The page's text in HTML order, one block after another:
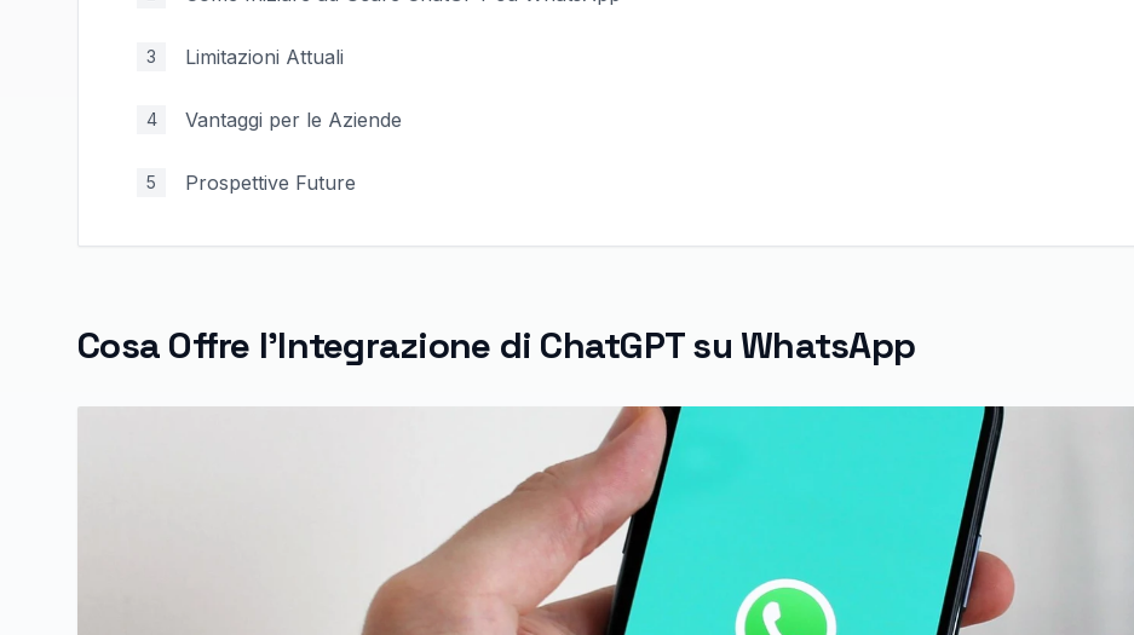
3 Limitazioni Attuali
4 Vantaggi per le Aziende
5 Prospettive Future
Cosa Offre l'Integrazione di ChatGPT su WhatsApp